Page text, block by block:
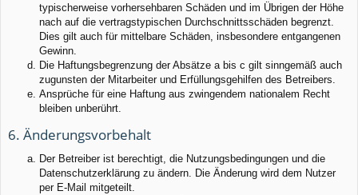
typischerweise vorhersehbaren Schäden und im Übrigen der Höhe
nach auf die vertragstypischen Durchschnittsschäden begrenzt.
Dies gilt auch für mittelbare Schäden, insbesondere entgangenen
Gewinn.
Die Haftungsbegrenzung der Absätze a bis c gilt sinngemäß auch
zugunsten der Mitarbeiter und Erfüllungsgehilfen des Betreibers.
Ansprüche für eine Haftung aus zwingendem nationalem Recht
bleiben unberührt.
6. Änderungsvorbehalt
Der Betreiber ist berechtigt, die Nutzungsbedingungen und die
Datenschutzerklärung zu ändern. Die Änderung wird dem Nutzer
per E-Mail mitgeteilt.